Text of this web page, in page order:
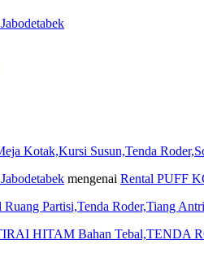
Kotak,Kursi Susun,Tenda
mengenai Rental PUFF
Ruang Partisi,Tenda Roder,Tiang
HITAM Bahan Tebal,TENDA